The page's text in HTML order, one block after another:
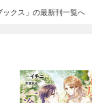
ックス」の最新刊一覧へ